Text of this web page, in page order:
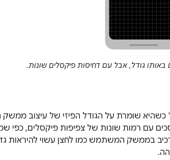
באותו גודל, אבל עם דחיסות פיקסלים שונות.
כשהיא שומרת על הגודל הפיזי של עיצוב
בממשק המשתמש כמו לחצן עשוי להיראות